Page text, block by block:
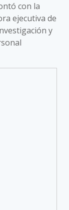
con la
ejecutiva de
y